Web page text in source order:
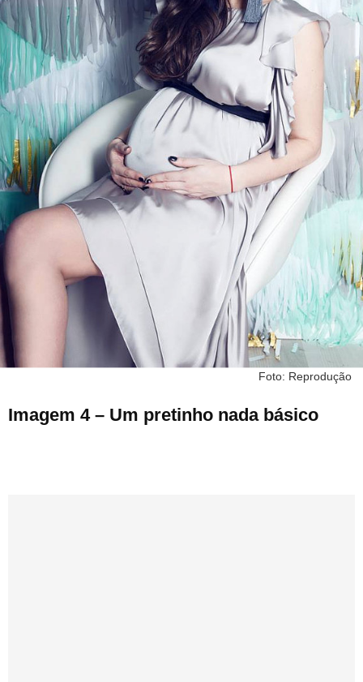
Foto: Reprodução
Imagem 4 – Um pretinho nada básico